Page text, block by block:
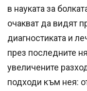
в науката за
очакват да видят
диагностиката и
през последните
увеличените
подходи към нея: